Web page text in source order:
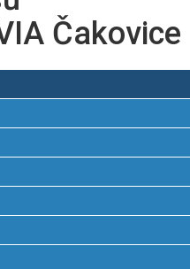
Čakovice